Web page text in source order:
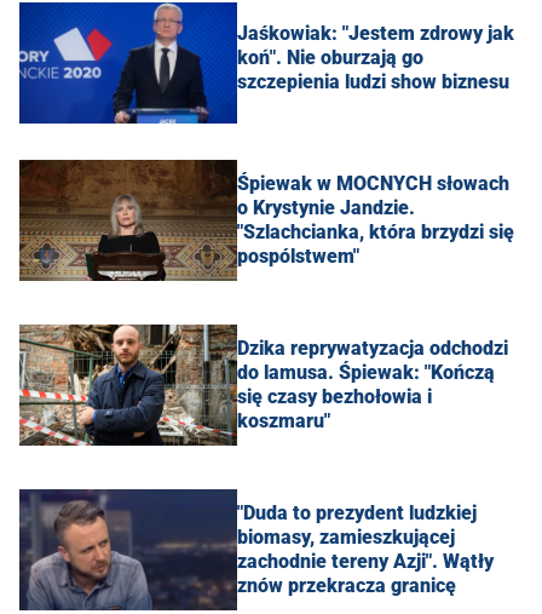
Jaśkowiak: "Jestem zdrowy jak
koń". Nie oburzają go
szczepienia ludzi show biznesu
Śpiewak w MOCNYCH słowach
o Krystynie Jandzie.
"Szlachcianka, która brzydzi się
pospólstwem"
Dzika reprywatyzacja odchodzi
do lamusa. Śpiewak: "Kończą
się czasy bezhołowia i
koszmaru"
"Duda to prezydent ludzkiej
biomasy, zamieszkującej
zachodnie tereny Azji". Wątły
znów przekracza granicę